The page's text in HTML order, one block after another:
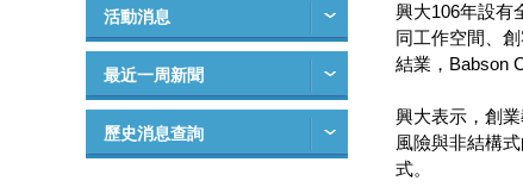
活動消息
最近一周新聞
歷史消息查詢
興大106年設有
同工作空間、
結業，Babson
興大表示，創
風險與非結構
式。